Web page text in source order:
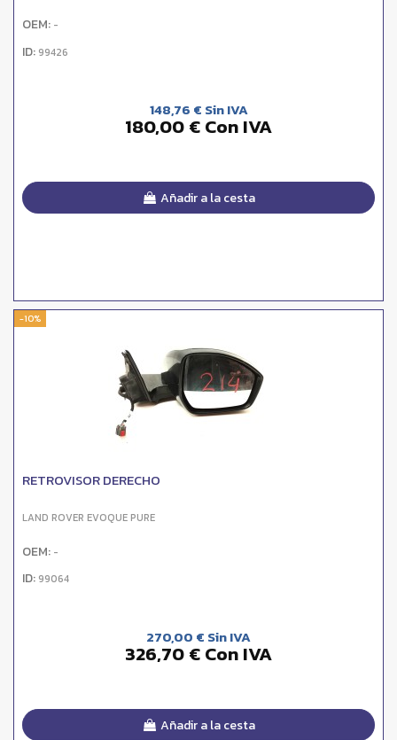
OEM: -
ID: 99426
148,76 € Sin IVA
180,00 € Con IVA
Añadir a la cesta
-10%
RETROVISOR DERECHO
LAND ROVER EVOQUE PURE
OEM: -
ID: 99064
270,00 € Sin IVA
326,70 € Con IVA
Añadir a la cesta